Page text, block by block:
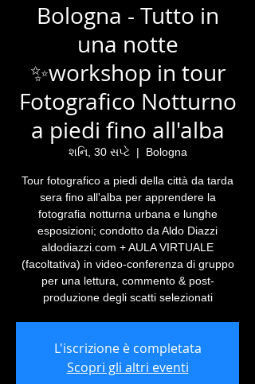
Bologna - Tutto in
una notte
✨workshop in tour
Fotografico Notturno
a piedi fino all'alba
શનિ, 30 સપ્ટે
  |
Bologna
Tour fotografico a piedi della città da tarda
sera fino all'alba per apprendere la
fotografia notturna urbana e lunghe
esposizioni; condotto da Aldo Diazzi
aldodiazzi.com + AULA VIRTUALE
(facoltativa) in video-conferenza di gruppo
per una lettura, commento & post-
produzione degli scatti selezionati
L'iscrizione è completata
Scopri gli altri eventi